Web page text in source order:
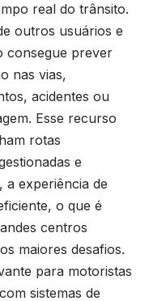
real do trânsito.
outros usuários e
consegue prever
nas vias,
acidentes ou
Esse recurso
rotas
e
a experiência de
o que é
centros
maiores desafios.
para motoristas
sistemas de